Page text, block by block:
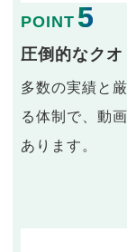
POINT 5
圧倒的なク
多数の実績と
る体制で、動
あります。